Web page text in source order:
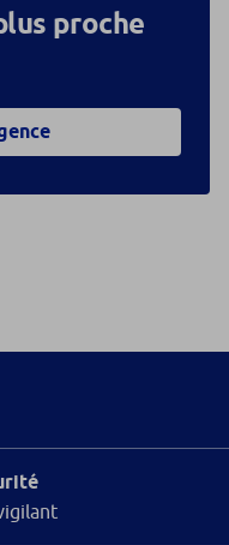
proche